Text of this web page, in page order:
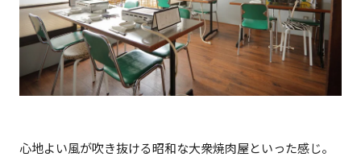
心地よい風が吹き抜ける昭和な大衆焼肉屋といった感じ。